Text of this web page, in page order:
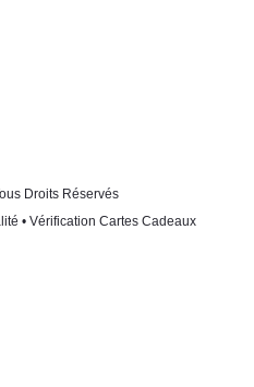
Droits Réservés
• Vérification Cartes Cadeaux